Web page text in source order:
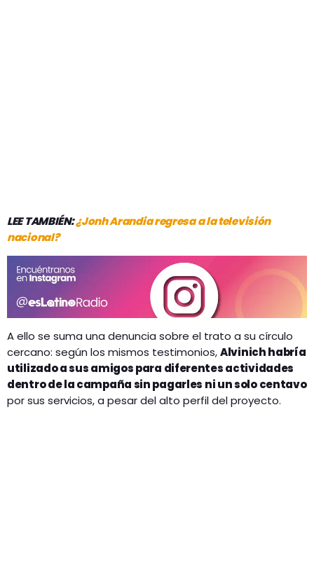
LEE TAMBIÉN:¿Jonh Arandia regresa a la televisión
nacional?
A ello se suma una denuncia sobre el trato a su círculo
cercano: según los mismos testimonios,Alvinich habría
utilizado a sus amigos para diferentes actividades
dentro de la campaña sin pagarles ni un solo centavo
por sus servicios, a pesar del alto perfil del proyecto.